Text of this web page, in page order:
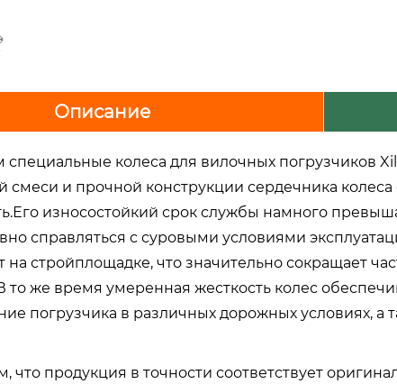
Описание
колеса для вилочных погрузчиков
смеси и прочной конструкции сердечника
износостойкий срок службы намного
справляться с суровыми условиями
стройплощадке, что значительно сокращает
то же время умеренная жесткость колес
погрузчика в различных дорожных условиях,
что продукция в точности соответствует